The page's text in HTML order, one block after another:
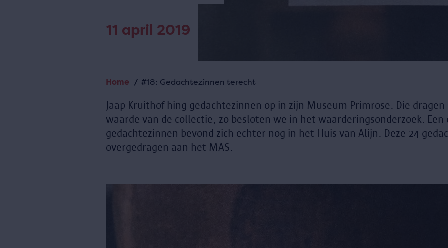
11 april 2019
Kruimelpad
Home #18: Gedachtezinnen terecht
Jaap Kruithof hing gedachtezinnen op in zijn Museum Primrose. Die
waarde van de collectie, zo besloten we in het waarderingsonderzoek. Een
gedachtezinnen bevond zich echter nog in het Huis van Alijn. Deze 24
overgedragen aan het MAS.